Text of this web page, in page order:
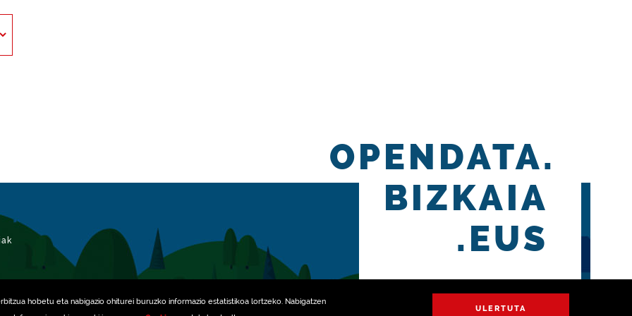
hobetu eta nabigazio ohiturei buruzko informazio estatistikoa lortzeko. Nabigatzen
ULERTUTA
OPENDATA.
BIZKAIA
.EUS